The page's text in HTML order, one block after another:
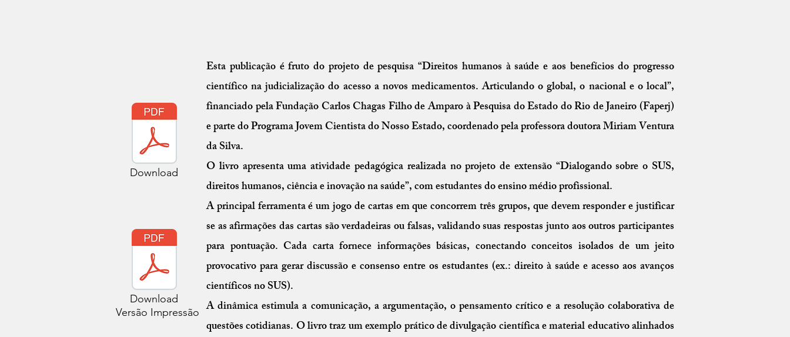
Download
Esta publicação é fruto do projeto de pesquisa “Direitos humanos à saúde e aos benefícios do progresso
científico na judicialização do acesso a novos medicamentos. Articulando o global, o nacional e o local”,
financiado pela Fundação Carlos Chagas Filho de Amparo à Pesquisa do Estado do Rio de Janeiro (Faperj)
e parte do Programa Jovem Cientista do Nosso Estado, coordenado pela professora doutora Miriam Ventura
da Silva.
O livro apresenta uma atividade pedagógica realizada no projeto de extensão “Dialogando sobre o SUS,
direitos humanos, ciência e inovação na saúde”, com estudantes do ensino médio profissional.
A principal ferramenta é um jogo de cartas em que concorrem três grupos, que devem responder e justificar
se as afirmações das cartas são verdadeiras ou falsas, validando suas respostas junto aos outros participantes
para pontuação. Cada carta fornece informações básicas, conectando conceitos isolados de um jeito
provocativo para gerar discussão e consenso entre os estudantes (ex.: direito à saúde e acesso aos avanços
científicos no SUS).
A dinâmica estimula a comunicação, a argumentação, o pensamento crítico e a resolução colaborativa de
questões cotidianas. O livro traz um exemplo prático de divulgação científica e material educativo alinhados
Download
Versão Impressão